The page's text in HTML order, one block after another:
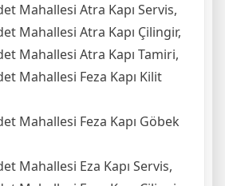
Mahallesi Atra Kapı Servis,
Mahallesi Atra Kapı Çilingir,
Mahallesi Atra Kapı Tamiri,
Mahallesi Feza Kapı Kilit
Mahallesi Feza Kapı Göbek
Mahallesi Eza Kapı Servis,